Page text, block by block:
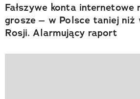
Fałszywe konta internetowe
grosze – w Polsce taniej niż
Rosji. Alarmujący raport